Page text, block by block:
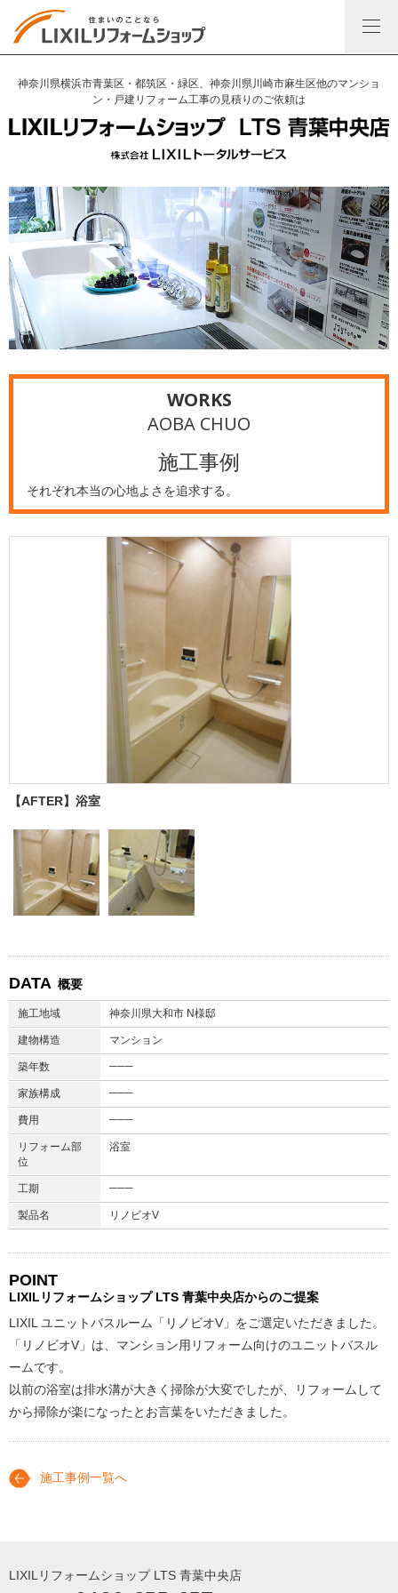
神奈川県横浜市青葉区・都筑区・緑区、神奈川県川崎市麻生区他のマンショ
ン・戸建リフォーム工事の見積りのご依頼は
WORKS
AOBA CHUO
施工事例
それぞれ本当の心地よさを追求する。
【AFTER】浴室
DATA 概要
施工地域 神奈川県大和市 N様邸
建物構造 マンション
築年数 ───
家族構成 ───
費用 ───
リフォーム部
位
浴室
工期 ───
製品名 リノビオV
POINT
LIXILリフォームショップ LTS 青葉中央店からのご提案
LIXIL ユニットバスルーム「リノビオV」をご選定いただきました。
「リノビオV」は、マンション用リフォーム向けのユニットバスル
ームです。
以前の浴室は排水溝が大きく掃除が大変でしたが、リフォームして
から掃除が楽になったとお言葉をいただきました。
施工事例一覧へ
LIXILリフォームショップ LTS 青葉中央店